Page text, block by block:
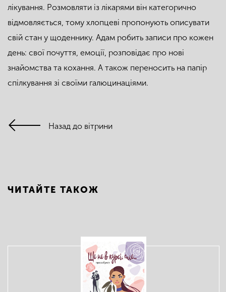
лікування. Розмовляти із лікарями він категорично
відмовляється, тому хлопцеві пропонують описувати
свій стан у щоденнику. Адам робить записи про кожен
день: свої почуття, емоції, розповідає про нові
знайомства та кохання. А також переносить на папір
спілкування зі своїми галюцинаціями.
Назад до вітрини
ЧИТАЙТЕ ТАКОЖ